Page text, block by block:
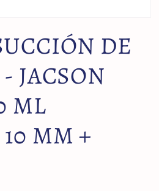
DE
JACSON
ML
MM +